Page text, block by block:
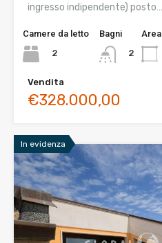
ingresso indipendente) posto…
Camere da letto
2
Bagni
2
Area
Vendita
€328.000,00
In evidenza